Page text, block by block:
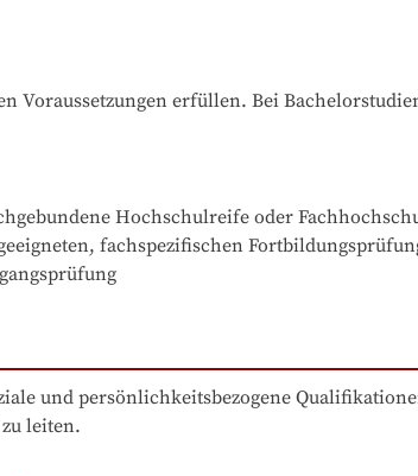
Voraussetzungen erfüllen. Bei
Hochschulreife oder
fachspezifischen
und persönlichkeitsbezogene
leiten.